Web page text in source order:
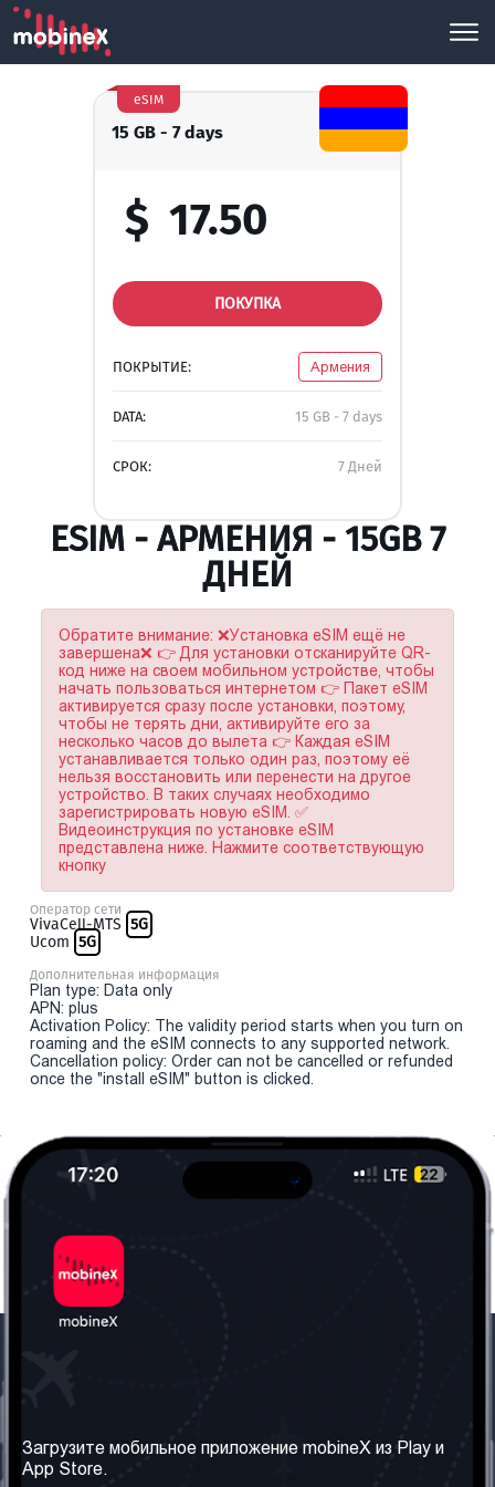
15 GB - 7 days
eSIM
$ 17.50
ПОКУПКА
ПОКРЫТИЕ: Армения
DATA: 15 GB - 7 days
СРОК: 7 Дней
ESIM - АРМЕНИЯ - 15GB 7
ДНЕЙ
Обратите внимание: ❌Установка eSIM ещё не
завершена❌ 👉 Для установки отсканируйте QR-
код ниже на своем мобильном устройстве, чтобы
начать пользоваться интернетом 👉 Пакет eSIM
активируется сразу после установки, поэтому,
чтобы не терять дни, активируйте его за
несколько часов до вылета 👉 Каждая eSIM
устанавливается только один раз, поэтому её
нельзя восстановить или перенести на другое
устройство. В таких случаях необходимо
зарегистрировать новую eSIM. ✅
Видеоинструкция по установке eSIM
представлена ниже. Нажмите соответствующую
кнопку
Оператор сети
VivaCell-MTS 5G
Ucom 5G
Дополнительная информация
Plan type: Data only
APN: plus
Activation Policy: The validity period starts when you turn on
roaming and the eSIM connects to any supported network.
Cancellation policy: Order can not be cancelled or refunded
once the "install eSIM" button is clicked.
Наши сервисы
Правила и Условия
Загрузите мобильное приложение mobineX из Play и
App Store.